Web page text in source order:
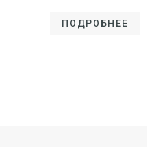
ПОДРОБНЕЕ